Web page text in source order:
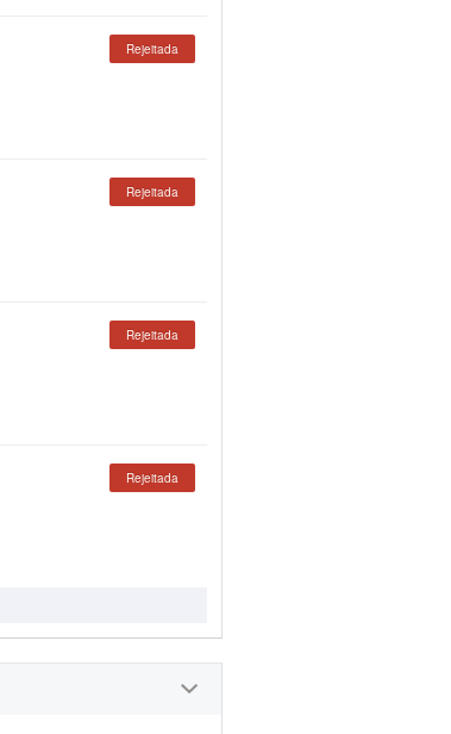
Rejeitada
Rejeitada
Rejeitada
Rejeitada